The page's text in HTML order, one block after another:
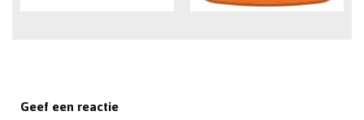
Geef een reactie